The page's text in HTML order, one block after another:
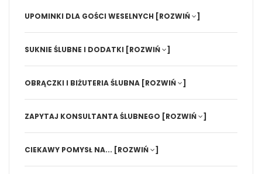
UPOMINKI DLA GOŚCI WESELNYCH [ROZWIŃ ]
SUKNIE ŚLUBNE I DODATKI [ROZWIŃ ]
OBRĄCZKI I BIŻUTERIA ŚLUBNA [ROZWIŃ ]
ZAPYTAJ KONSULTANTA ŚLUBNEGO [ROZWIŃ ]
CIEKAWY POMYSŁ NA... [ROZWIŃ ]